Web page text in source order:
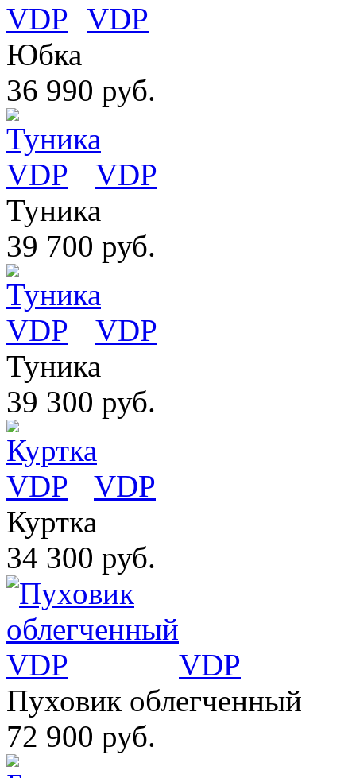
VDP
Юбка
36 990 руб.
VDP
Туника
39 700 руб.
VDP
Туника
39 300 руб.
VDP
Куртка
34 300 руб.
VDP
Пуховик облегченный
72 900 руб.